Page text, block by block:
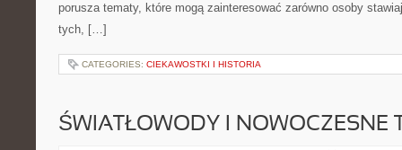
porusza tematy, które mogą zainteresować zarówno osoby
tych, […]
CATEGORIES: CIEKAWOSTKI I HISTORIA
ŚWIATŁOWODY I NOWOCZESNE